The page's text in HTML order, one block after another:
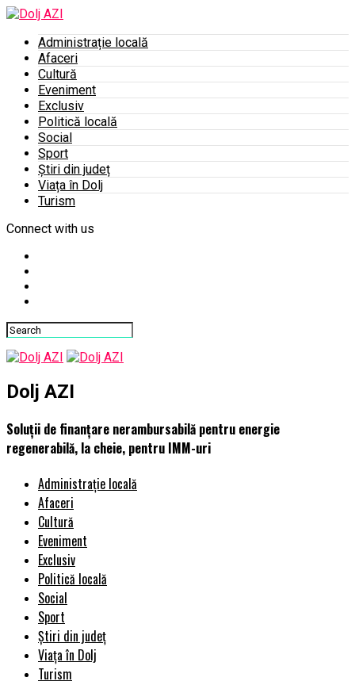
Administrație locală
Afaceri
Cultură
Eveniment
Exclusiv
Politică locală
Social
Sport
Știri din județ
Viața în Dolj
Turism
Connect with us
Dolj AZI
Soluții de finanțare nerambursabilă pentru energie
regenerabilă, la cheie, pentru IMM-uri
Administrație locală
Afaceri
Cultură
Eveniment
Exclusiv
Politică locală
Social
Sport
Știri din județ
Viața în Dolj
Turism